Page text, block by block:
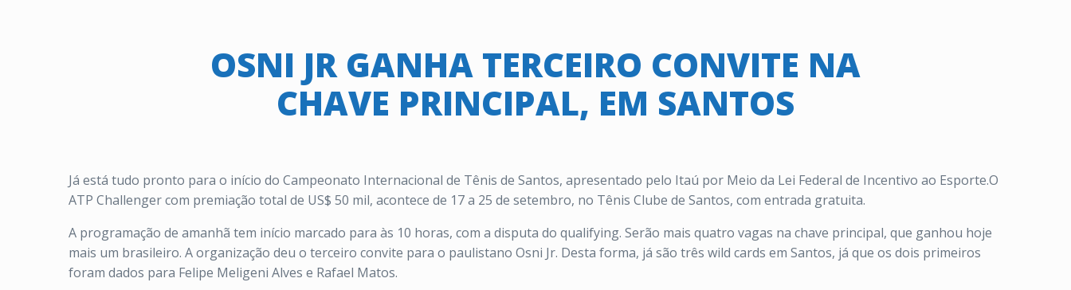
OSNI JR GANHA TERCEIRO CONVITE NA
CHAVE PRINCIPAL, EM SANTOS
Já está tudo pronto para o início do Campeonato Internacional de Tênis de Santos, apresentado pelo Itaú por Meio da Lei Federal de Incentivo ao Esporte.O
ATP Challenger com premiação total de US$ 50 mil, acontece de 17 a 25 de setembro, no Tênis Clube de Santos, com entrada gratuita.
A programação de amanhã tem início marcado para às 10 horas, com a disputa do qualifying. Serão mais quatro vagas na chave principal, que ganhou hoje
mais um brasileiro. A organização deu o terceiro convite para o paulistano Osni Jr. Desta forma, já são três wild cards em Santos, já que os dois primeiros
foram dados para Felipe Meligeni Alves e Rafael Matos.